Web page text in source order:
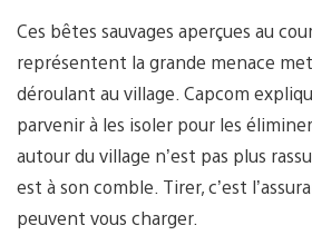
Ces bêtes sauvages aperçues au
représentent la grande menace
déroulant au village. Capcom
parvenir à les isoler pour les
autour du village n’est pas plus
est à son comble. Tirer, c’est
peuvent vous charger.